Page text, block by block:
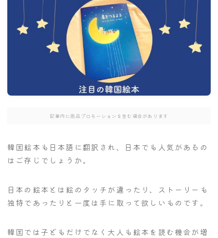
記事内に商品プロモーションを含む場合があります
韓国絵本も日本語に翻訳され、日本でも人気があるの
はご存じでしょうか。
日本の絵本とは絵のタッチが違ったり、ストーリーも
独特であったりと一度は手に取って欲しいものです。
韓国では子どもだけでなく大人も絵本を読む機会が増